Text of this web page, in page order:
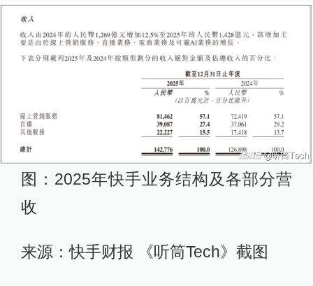
图：2025年快手业务结构及各部分营
收
来源：快手财报 《听筒Tech》截图